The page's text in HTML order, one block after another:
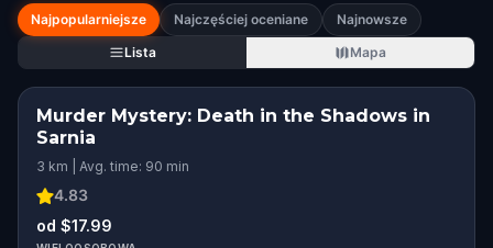
Najpopularniejsze Najczęściej oceniane
Najnowsze
Lista
Mapa
Murder Mystery: Death in the Shadows in
Sarnia
3 km | Avg. time: 90 min
4.83
od $17.99